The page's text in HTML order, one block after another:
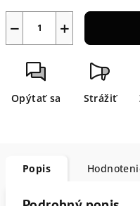
+
−
Opýtať sa Strážiť
Popis